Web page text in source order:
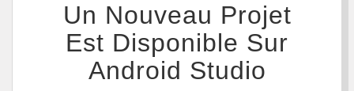
Un Nouveau Projet
Est Disponible Sur
Android Studio